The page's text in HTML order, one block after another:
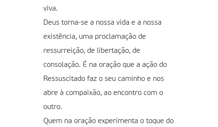
viva.
Deus torna-se a nossa vida e a nossa
existência, uma proclamação de
ressurreição, de libertação, de
consolação. É na oração que a ação do
Ressuscitado faz o seu caminho e nos
abre à compaixão, ao encontro com o
outro.
Quem na oração experimenta o toque do